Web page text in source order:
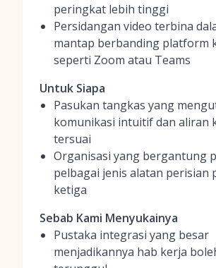
peringkat lebih tinggi
Persidangan video terbina
mantap berbanding platform
seperti Zoom atau Teams
Untuk Siapa
Pasukan tangkas yang
komunikasi intuitif dan aliran
tersuai
Organisasi yang bergantung
pelbagai jenis alatan perisian
ketiga
Sebab Kami Menyukainya
Pustaka integrasi yang besar
menjadikannya hab kerja